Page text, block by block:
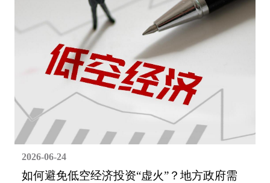
2026-06-24
如何避免低空经济投资“虚火”？地方政府需